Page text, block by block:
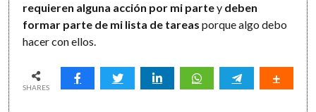
requieren alguna acción por mi partey deben
formar parte de mi lista de tareas porque algo debo
hacer con ellos.
SHARES